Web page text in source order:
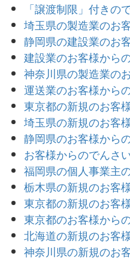
「譲渡制限」付きの
埼玉県の製造業のお
静岡県の建設業のお
建設業のお客様から
神奈川県の製造業の
運送業のお客様から
東京都の新規のお客
埼玉県の新規のお客
静岡県のお客様から
お客様からのでんさ
福岡県の個人事業主
栃木県の新規のお客
東京都の新規のお客
東京都のお客様から
北海道の新規のお客
神奈川県の新規のお